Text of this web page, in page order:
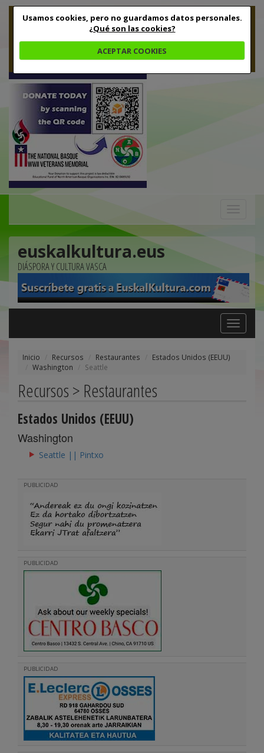
Usamos cookies, pero no guardamos datos personales.
¿Qué son las cookies?
ACEPTAR COOKIES
euskalkultura.eus
DIÁSPORA Y CULTURA VASCA
Toggle
navigation
Inicio Recursos Restaurantes
Estados Unidos (EEUU)
Washington
Seattle
Recursos > Restaurantes
Estados Unidos (EEUU)
Washington
Seattle || Pintxo
PUBLICIDAD
PUBLICIDAD
PUBLICIDAD